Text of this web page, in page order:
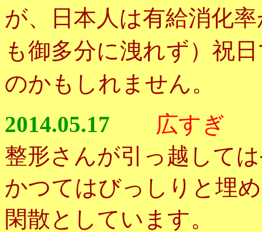
が、日本人は有給消化
も御多分に洩れず）祝
のかもしれません。
2014.05.17
広すぎ
整形さんが引っ越して
かつてはびっしりと埋
閑散としています。